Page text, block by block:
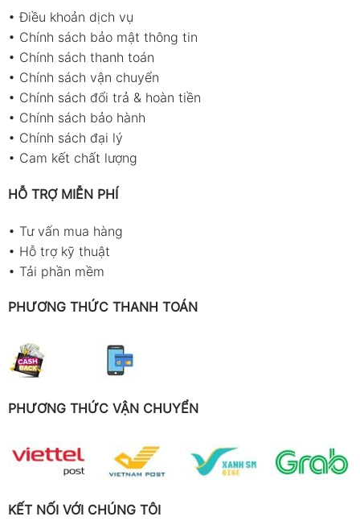
•Điều khoản dịch vụ
• Chính sách bảo mật thông tin
• Chính sách thanh toán
• Chính sách vận chuyển
• Chính sách đổi trả & hoàn tiền
• Chính sách bảo hành
• Chính sách đại lý
• Cam kết chất lượng
HỖ TRỢ MIỄN PHÍ
• Tư vấn mua hàng
• Hỗ trợ kỹ thuật
• Tải phần mềm
PHƯƠNG THỨC THANH TOÁN
PHƯƠNG THỨC VẬN CHUYỂN
KẾT NỐI VỚI CHÚNG TÔI